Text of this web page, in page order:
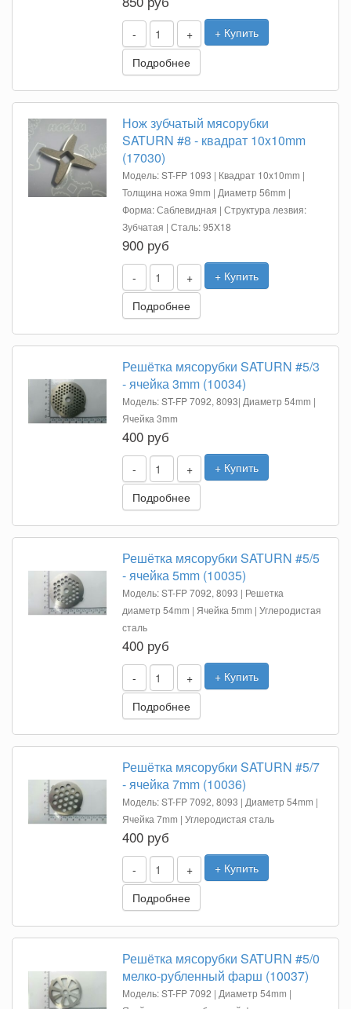
- +
+ Купить
Подробнее
Нож зубчатый мясорубки
SATURN #8 - квадрат 10x10mm
(17030)
Модель: ST-FP 1093 | Квадрат 10x10mm |
Толщина ножа 9mm | Диаметр 56mm |
Форма: Саблевидная | Структура лезвия:
Зубчатая | Сталь: 95X18
900 руб
- +
+ Купить
Подробнее
Решётка мясорубки SATURN #5/3
- ячейка 3mm (10034)
Модель: ST-FP 7092, 8093| Диаметр 54mm |
Ячейка 3mm
400 руб
- +
+ Купить
Подробнее
Решётка мясорубки SATURN #5/5
- ячейка 5mm (10035)
Модель: ST-FP 7092, 8093 | Решетка
диаметр 54mm | Ячейка 5mm | Углеродистая
сталь
400 руб
- +
+ Купить
Подробнее
Решётка мясорубки SATURN #5/7
- ячейка 7mm (10036)
Модель: ST-FP 7092, 8093 | Диаметр 54mm |
Ячейка 7mm | Углеродистая сталь
400 руб
- +
+ Купить
Подробнее
Решётка мясорубки SATURN #5/0
мелко-рубленный фарш (10037)
Модель: ST-FP 7092 | Диаметр 54mm |